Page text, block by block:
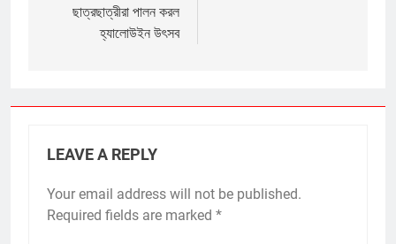
ছাত্রছাত্রীরা পালন করল
হ্যালোউইন উৎসব
LEAVE A REPLY
Your email address will not be published.
Required fields are marked *